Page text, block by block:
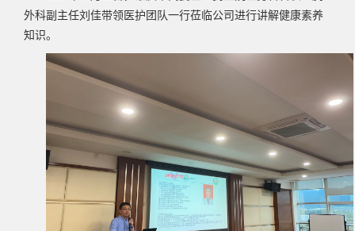
外科副主任刘佳带领医护团队一行莅临公司进行讲解健康素养
知识。